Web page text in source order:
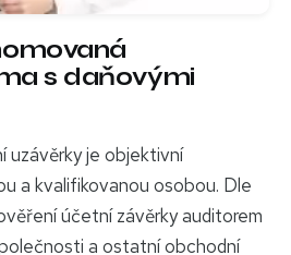
s daňovými
uzávěrky je objektivní
a kvalifikovanou osobou. Dle
účetní závěrky auditorem
a ostatní obchodní